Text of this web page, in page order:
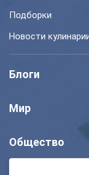
Подборки
Новости
Блоги
Мир
Общество